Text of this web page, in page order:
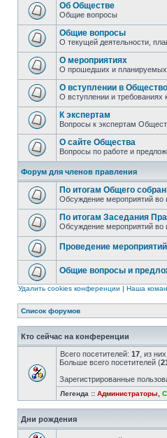
Об Обществе
Общие вопросы
Общие вопросы
О текущей деятельности,
О мероприятиях
О прошедших и планируемых
О вступлении в Общество
О вступлении и требованиях
К экспертам
Вопросы к экспертам
О сайте Общества
Вопросы по работе и
Форум для членов правления
По итогам Общего
Обсуждение мероприятий
По итогам Заседания
Обсуждение мероприятий во
Проведение мероприятий
Общие вопросы и
Удалить cookies конференции | Наша
Список форумов
Кто сейчас на конференции
Всего посетителей: 17 , из
Больше всего посетителей (
Зарегистрированные
Легенда :: Администраторы
Дни рождения